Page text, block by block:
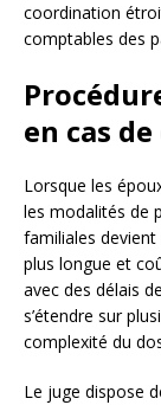
coordination
comptables des
en cas
Lorsque les
les modalités de
familiales
plus longue et
avec des délais
s’étendre sur
complexité du
Le juge dispose